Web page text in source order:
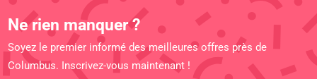
Ne rien manquer ?
Soyez le premier informé des meilleures offres près de
Columbus. Inscrivez-vous maintenant !